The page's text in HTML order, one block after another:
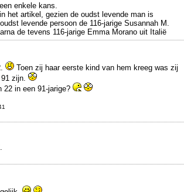
enkele kans.
het artikel, gezien de oudst levende man is
levende persoon de 116-jarige Susannah M.
de tevens 116-jarige Emma Morano uit Italië
Toen zij haar eerste kind van hem kreeg was zij
zijn.
22 in een 91-jarige?